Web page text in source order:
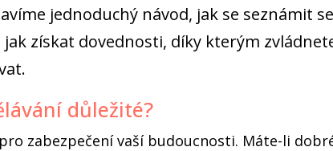
jednoduchý návod, jak se seznámit
získat dovednosti, díky kterým
důležité?
zabezpečení vaší budoucnosti. Máte-li